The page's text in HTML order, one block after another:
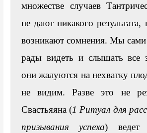
множестве случаев
не дают никакого
возникают сомнения. Мы
рады видеть и слышать все
они жалуются на нехватку
не видим. Разве это не
Свастьяяна (1 Ритуал для
призывания успеха) ведет